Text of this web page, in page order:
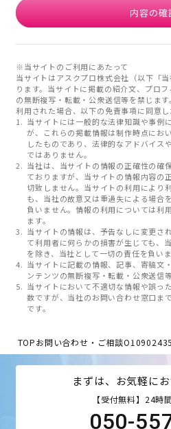
内容の確
※当サイトのご利用にあたって
当サイトはアスクプロ株式会社（以下「
ります。当サイトに掲載の紹介文、プロ
の無断複写・転載・公衆送信等を禁じま
利用された場合、以下の免責事項に同意し
当サイトには一般的な法律知識や事例
が、これらの掲載情報は制作時点にお
したものであり、法律的なアドバイス
ではありません。
当社は、当サイトの情報の正確性の確
ておりますが、当サイトの情報内容の
切致しません。当サイトの利用により
も、当社の故意又は重過失による場合
負いません。情報の利用については利
ます。
当サイトの情報は、予告なしに変更さ
て利用者に何らかの損害が生じても、
を除き、当社として一切の責任を負いま
当サイトに記載の情報、記事、寄稿文
ンテンツの無断複写・転載・公衆送信
当サイトにおいて不適切な情報や誤っ
数ですが、当社のお問い合わせ窓口ま
です。
TOPお問い合わせ・ご相談O10902435
まずは、お気軽に
【受付無料】24時
050-